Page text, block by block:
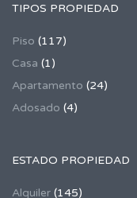
TIPOS PROPIEDAD
Piso (117)
Casa (1)
Apartamento (24)
Adosado (4)
ESTADO PROPIEDAD
Alquiler (145)